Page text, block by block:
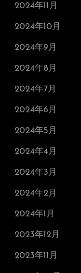
2024年11月
2024年10月
2024年9月
2024年8月
2024年7月
2024年6月
2024年5月
2024年4月
2024年3月
2024年2月
2024年1月
2023年12月
2023年11月